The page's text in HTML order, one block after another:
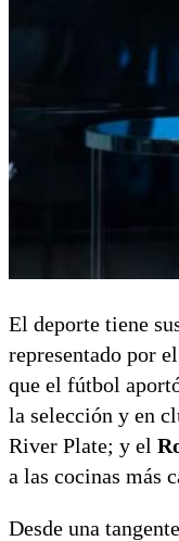
El deporte tiene
representado por el
que el fútbol
la selección y en
River Plate; y el
a las cocinas más
Desde una